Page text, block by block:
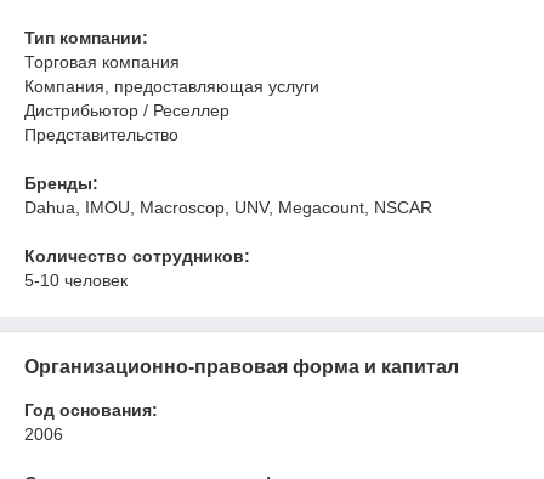
Тип компании:
Торговая компания
Компания, предоставляющая услуги
Дистрибьютор / Реселлер
Представительство
Бренды:
Dahua, IMOU, Macroscop, UNV, Megacount, NSCAR
Количество сотрудников:
5-10 человек
Организационно-правовая форма и капитал
Год основания:
2006